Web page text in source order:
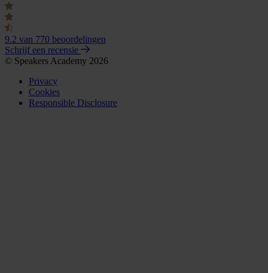
9.2 van 770 beoordelingen
Schrijf een recensie
© Speakers Academy 2026
Privacy
Cookies
Responsible Disclosure